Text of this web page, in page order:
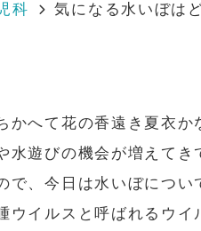
科 気になる水いぼは
かへて花の香遠き夏衣か
水遊びの機会が増えて
で、今日は水いぼについ
ウイルスと呼ばれるウ